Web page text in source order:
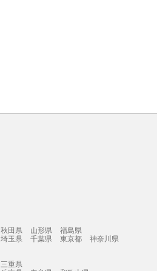
秋田県 山形県
福島県
埼玉県 千葉県 東京都
神奈川県
三重県